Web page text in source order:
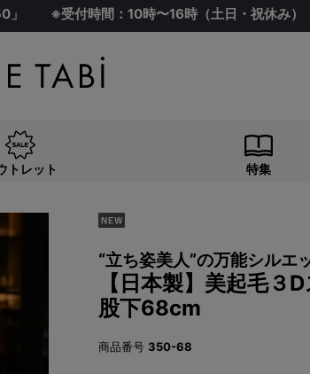
」 ※受付時間：10時〜16時（土日・祝休み）
トレット 特集
“立ち姿美人”の万能シルエ
【日本製】美起毛
股下68cm
商品番号 350-68